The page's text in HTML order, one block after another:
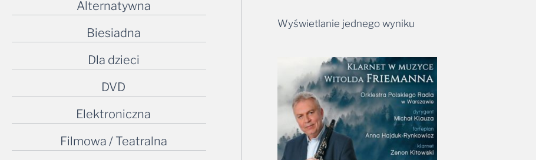
Alternatywna
Biesiadna
Dla dzieci
DVD
Elektroniczna
Filmowa / Teatralna
Wyświetlanie jednego wyniku